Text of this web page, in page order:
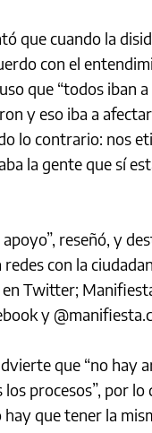
que cuando la
con el
que “todos iban
y eso iba a
lo contrario: nos
la gente que sí
reseñó, y
con la
en Twitter;
y
que “no hay
procesos”, por lo
hay que tener la